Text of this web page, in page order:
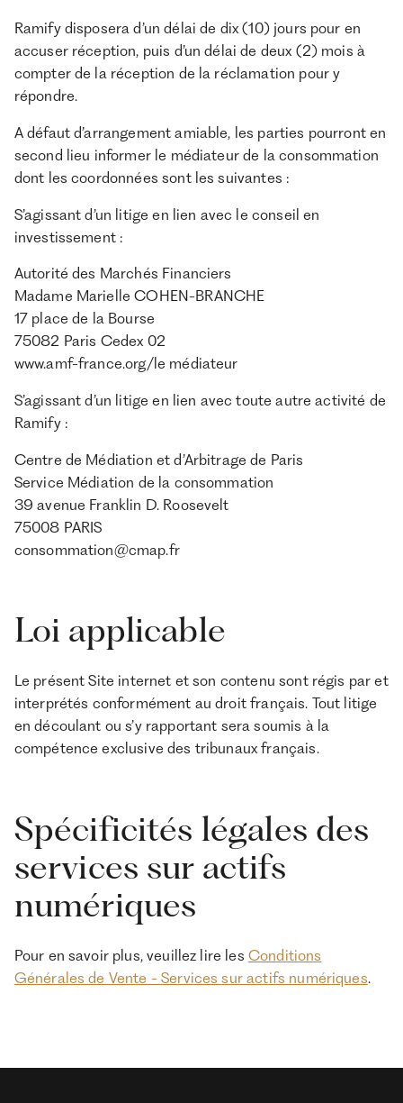
Ramify disposera d’un délai de dix (10) jours pour en
accuser réception, puis d’un délai de deux (2) mois à
compter de la réception de la réclamation pour y
répondre.
A défaut d’arrangement amiable, les parties pourront en
second lieu informer le médiateur de la consommation
dont les coordonnées sont les suivantes :
S’agissant d’un litige en lien avec le conseil en
investissement :
Autorité des Marchés Financiers
Madame Marielle COHEN-BRANCHE
17 place de la Bourse
75082 Paris Cedex 02
www.amf-france.org/le médiateur
S’agissant d’un litige en lien avec toute autre activité de
Ramify :
Centre de Médiation et d’Arbitrage de Paris
Service Médiation de la consommation
39 avenue Franklin D. Roosevelt
75008 PARIS
consommation@cmap.fr
Loi applicable
Le présent Site internet et son contenu sont régis par et
interprétés conformément au droit français. Tout litige
en découlant ou s’y rapportant sera soumis à la
compétence exclusive des tribunaux français.
Spécificités légales des
services sur actifs
numériques
Pour en savoir plus, veuillez lire les Conditions
Générales de Vente - Services sur actifs numériques.